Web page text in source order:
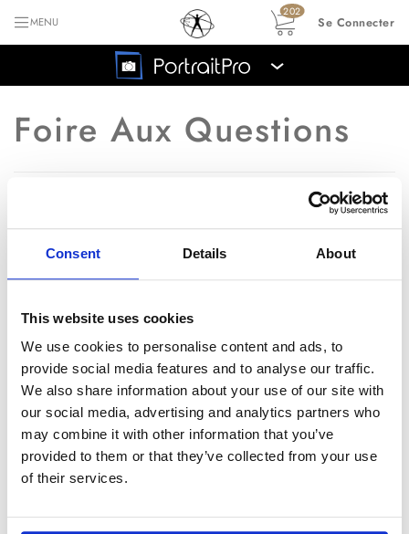
Consent Details About
This website uses cookies
We use cookies to personalise content and ads, to
provide social media features and to analyse our traffic.
We also share information about your use of our site with
our social media, advertising and analytics partners who
may combine it with other information that you’ve
provided to them or that they’ve collected from your use
of their services.
MENU
202
Se Connecter
›
Foire Aux Questions
Je ne vois plus les
miniatures de mes fichiers
R
Peut-être parce qu'un autre
pogramme essaie d'afficher les
fichiers .ppx que PortraitPro crée
lors d'une session ou projet. Le
plus simple est de désinstaller